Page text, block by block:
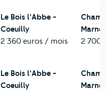
Le Bois l'Abbe -
Coeuilly
2 360 euros / mois
Marne
2 700
Le Bois l'Abbe -
Coeuilly
Marne